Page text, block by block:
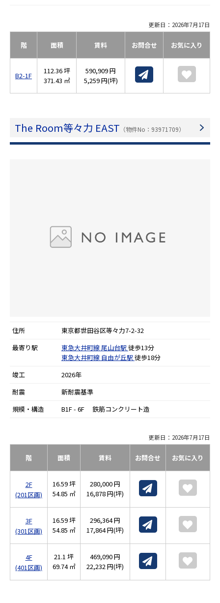
更新日：2026年7月17日
階 面積 賃料 お問合せ お気に入り
B2-1F
112.36 坪
371.43 ㎡
590,909 円
5,259 円(坪)
The Room等々力 EAST （物件No：93971709）
住所
東京都世田谷区等々力7-2-32
最寄り駅
東急大井町線尾山台駅 徒歩13分
東急大井町線 自由が丘駅 徒歩18分
竣工
2026年
耐震
新耐震基準
規模・構造
B1F - 6F 鉄筋コンクリート造
更新日：2026年7月17日
階 面積 賃料 お問合せ お気に入り
2F
(201区画)
16.59 坪
54.85 ㎡
280,000 円
16,878 円(坪)
3F
(301区画)
16.59 坪
54.85 ㎡
296,364 円
17,864 円(坪)
4F
(401区画)
21.1 坪
69.74 ㎡
469,090 円
22,232 円(坪)